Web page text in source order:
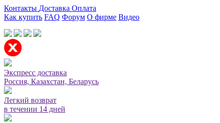
Контакты Доставка Оплата
Как купить FAQ Форум О фирме Видео
Экспресс доставка
Россия, Казахстан, Беларусь
Легкий возврат
в течении 14 дней